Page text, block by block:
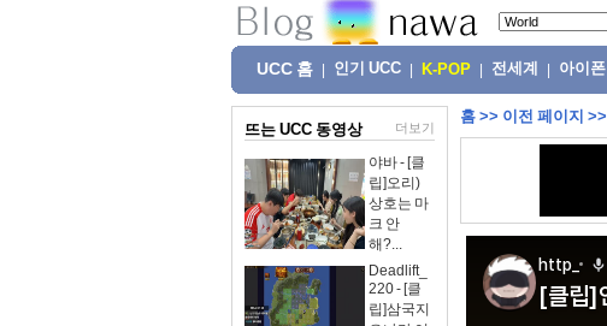
UCC 홈 인기 UCC K-POP 전세계 아이폰
뜨는 UCC 동영상 더보기
야바 - [클
립]오리)
상호는 마
크 안
해?...
Deadlift_
220 - [클
립]삼국지
홈 >> 이전 페이지 >>